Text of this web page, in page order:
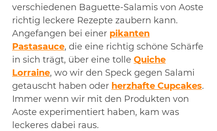
verschiedenen Baguette-Salamis von Aoste
richtig leckere Rezepte zaubern kann.
Angefangen bei einer pikanten
Pastasauce, die eine richtig schöne Schärfe
in sich trägt, über eine tolle Quiche
Lorraine, wo wir den Speck gegen Salami
getauscht haben oder herzhafte Cupcakes.
Immer wenn wir mit den Produkten von
Aoste experimentiert haben, kam was
leckeres dabei raus.